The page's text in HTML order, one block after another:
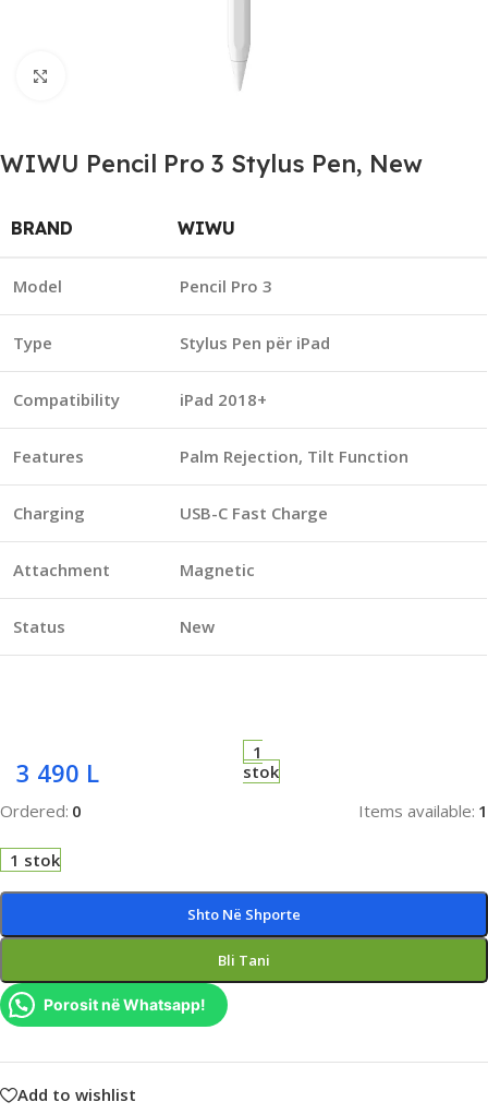
WIWU Pencil Pro 3 Stylus Pen, New
BRAND WIWU
Model Pencil Pro 3
Type Stylus Pen për iPad
Compatibility iPad 2018+
Features Palm Rejection, Tilt Function
Charging USB-C Fast Charge
Attachment Magnetic
Status New
3 490 L
1
stok
Ordered: 0 Items available: 1
1 stok
Shto Në Shporte
Bli Tani
Porosit në Whatsapp!
Add to wishlist